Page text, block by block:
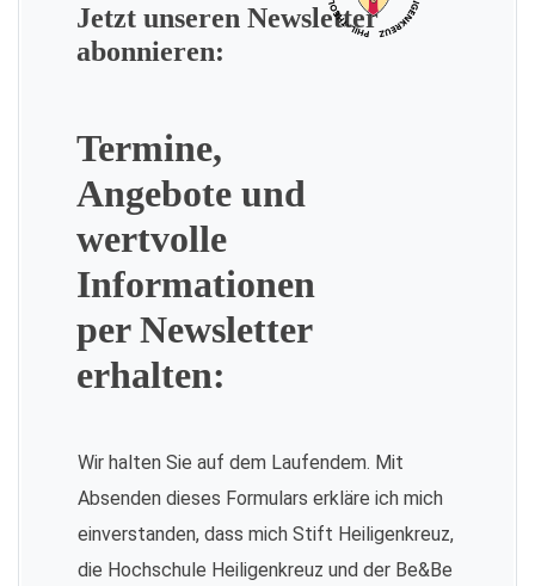
Jetzt unseren Newsletter
abonnieren:
Termine,
Angebote und
wertvolle
Informationen
per Newsletter
erhalten:
Wir halten Sie auf dem Laufendem. Mit
Absenden dieses Formulars erkläre ich mich
einverstanden, dass mich Stift Heiligenkreuz,
die Hochschule Heiligenkreuz und der Be&Be